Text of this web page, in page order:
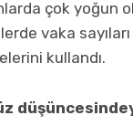
çok yoğun
vaka
kullandı.